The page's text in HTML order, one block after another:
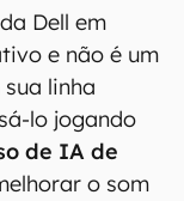
Dell em
e não é um
linha
lo jogando
de IA de
o som